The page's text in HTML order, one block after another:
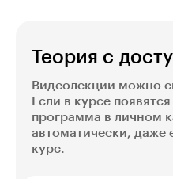
Теория с
Видеолекции можно
Если в курсе
программа в личном
автоматически, даже
курс.